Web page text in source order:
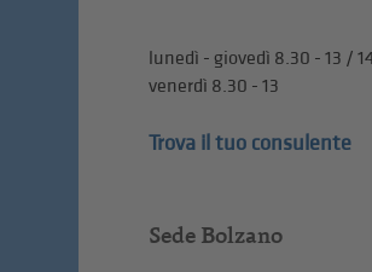
lunedì - giovedì 8.30 - 13 /
venerdì 8.30 - 13
Trova il tuo consulente
Sede Bolzano